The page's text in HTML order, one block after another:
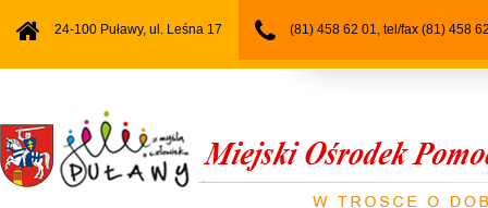
24-100 Puławy, ul. Leśna 17 (81) 458 62 01, tel/fax (81) 458